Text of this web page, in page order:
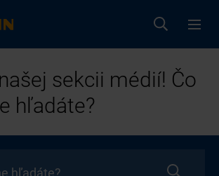
sekcii médií! Čo
hľadáte?